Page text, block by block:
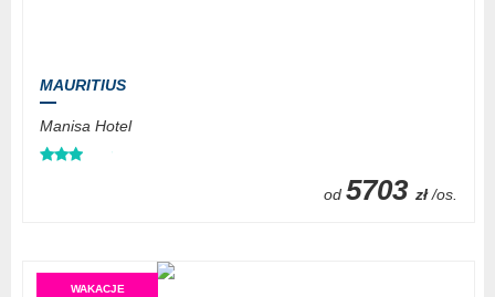
MAURITIUS
Manisa Hotel
od 5703 zł /os.
WAKACJE